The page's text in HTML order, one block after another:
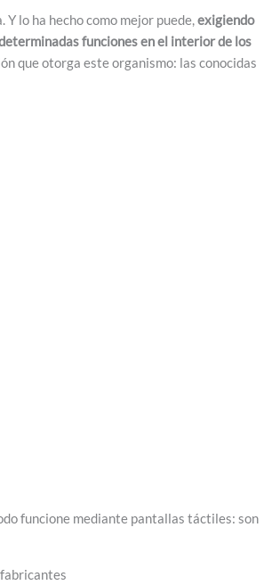
Y lo ha hecho como mejor puede,exigiendo
funciones en el interior de los
que otorga este organismo: las conocidas
funcione mediante pantallas táctiles: son
fabricantes